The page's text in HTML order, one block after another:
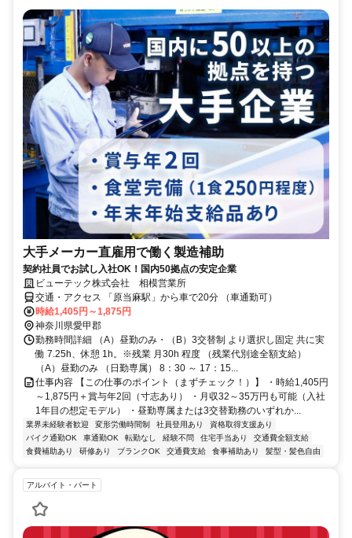
大手メーカー直雇用で働く製造補助
契約社員でお試し入社OK！国内50拠点の安定企業
ビューテック株式会社 相模営業所
交通・アクセス 「原当麻駅」から車で20分 （車通勤可）
時給1,405円～1,875円
神奈川県愛甲郡
勤務時間詳細 （A）昼勤のみ・（B）3交替制 より選択し固定 共に実
働 7.25h、休憩 1h。※残業 月30h 程度 （残業代別途全額支給）
（A）昼勤のみ （日勤専属） 8：30 ～ 17：15...
仕事内容 【この仕事のポイント（まずチェック！）】 ・時給1,405円
～1,875円＋賞与年2回（寸志あり） ・月収32～35万円も可能（入社
1年目の想定モデル） ・昼勤専属または3交替勤務のいずれか...
業界未経験者歓迎 変形労働時間制 社員登用あり
資格取得支援あり
バイク通勤OK
車通勤OK 転勤なし 経験不問 住宅手当あり
交通費全額支給
食費補助あり
研修あり ブランクOK 交通費支給 食事補助あり 髪型・髪色自由
アルバイト・パート